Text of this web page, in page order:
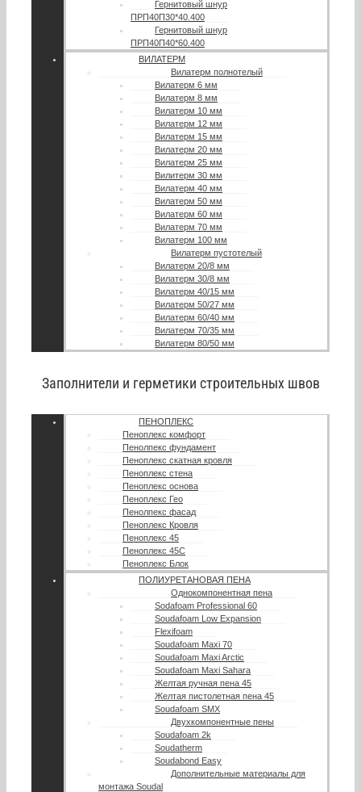
Гернитовый шнур
ПРП40П30*40.400
Гернитовый шнур
ПРП40П40*60.400
ВИЛАТЕРМ
Вилатерм полнотелый
Вилатерм 6 мм
Вилатерм 8 мм
Вилатерм 10 мм
Вилатерм 12 мм
Вилатерм 15 мм
Вилатерм 20 мм
Вилатерм 25 мм
Вилитерм 30 мм
Вилатерм 40 мм
Вилатерм 50 мм
Вилатерм 60 мм
Вилатерм 70 мм
Вилатерм 100 мм
Вилатерм пустотелый
Вилатерм 20/8 мм
Вилатерм 30/8 мм
Вилатерм 40/15 мм
Вилатерм 50/27 мм
Вилатерм 60/40 мм
Вилатерм 70/35 мм
Вилатерм 80/50 мм
Заполнители и герметики строительных швов
ПЕНОПЛЕКС
Пеноплекс комфорт
Пенолпекс фундамент
Пеноплекс скатная кровля
Пеноплекс стена
Пеноплекс основа
Пеноплекс Гео
Пенолпекс фасад
Пеноплекс Кровля
Пеноплекс 45
Пеноплекс 45С
Пеноплекс Блок
ПОЛИУРЕТАНОВАЯ ПЕНА
Однокомпонентная пена
Sodafoam Professional 60
Soudafoam Low Expansion
Flexifoam
Soudafoam Maxi 70
Soudafoam Maxi Arctic
Soudafoam Maxi Sahara
Желтая ручная пена 45
Желтая пистолетная пена 45
Soudafoam SMX
Двухкомпонентные пены
Soudafoam 2k
Soudatherm
Soudabond Easy
Дополнительные материалы для
монтажа Soudal